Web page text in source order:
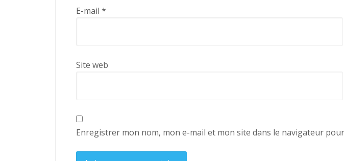
E-mail *
Site web
Enregistrer mon nom, mon e-mail et mon site dans le navigateur